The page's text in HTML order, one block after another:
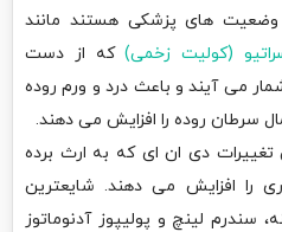
های پزشکی هستند مانند
(کولیت زخمی)که از دست
می آیند و باعث درد و ورم روده
سرطان روده را افزایش می دهند.
تغییرات دی ان ای که به ارث برده
را افزایش می دهند. شایعترین
سندرم لینچ و پولیپوز آدنوماتوز